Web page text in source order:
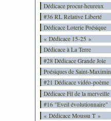
Dédicace procur-heureux
#36 RL Relative Liberté
Dédicace Loterie Poésique
« Dédicace 15-25 »
Dédicace à La Terre
#28 Dédicace Grande Joie
Poésiques de Saint-Maximin
#21 Dédicace vidéo-poème
Dédicace Fil de la merveille
#16 "Eveil évolutionnaire"
« Dédicace Moussu T »